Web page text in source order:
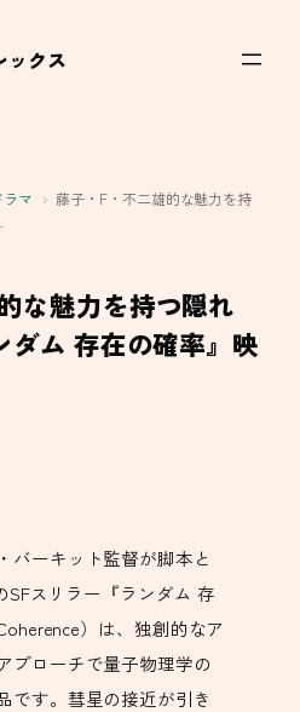
ックス
マ › 藤子・F・不二雄的な魅力を持
な魅力を持つ隠れ
ダム 存在の確率』映
バーキット監督が脚本と
SFスリラー『ランダム 存
）は、独創的なア
プローチで量子物理学の
です。彗星の接近が引き